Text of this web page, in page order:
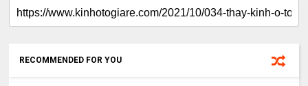
RECOMMENDED FOR YOU